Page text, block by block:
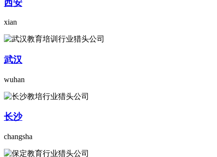
西安
xian
武汉
wuhan
长沙
changsha